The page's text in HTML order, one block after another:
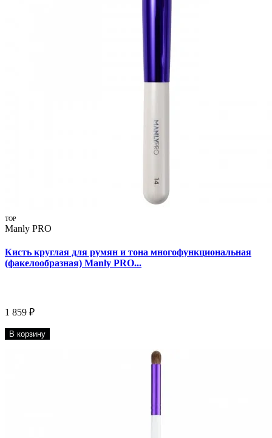
TOP
Manly PRO
Кисть круглая для румян и тона многофункциональная
(факелообразная) Manly PRO...
1 859 ₽
В корзину